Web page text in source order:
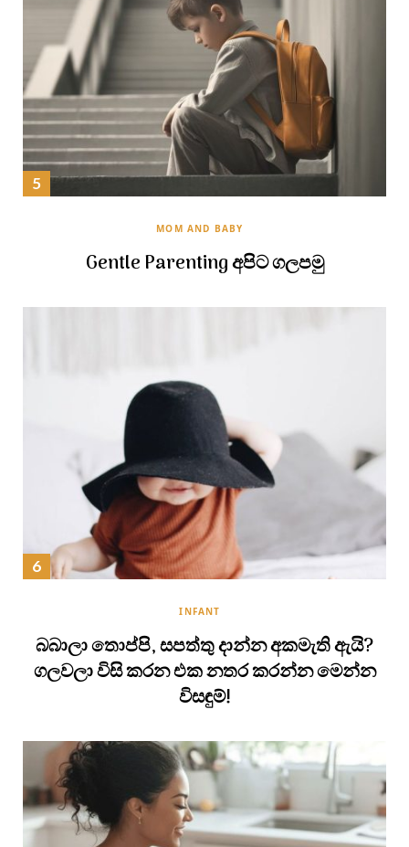
MOM AND BABY
Gentle Parenting අපිට ගලපමු
INFANT
බබාලා තොප්පි, සපත්තු දාන්න අකමැති ඇයි?
ගලවලා විසි කරන එක නතර කරන්න මෙන්න
විසඳුම්!